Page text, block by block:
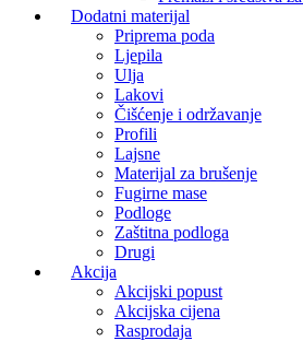
Dodatni materijal
Priprema poda
Ljepila
Ulja
Lakovi
Čišćenje i održavanje
Profili
Lajsne
Materijal za brušenje
Fugirne mase
Podloge
Zaštitna podloga
Drugi
Akcija
Akcijski popust
Akcijska cijena
Rasprodaja